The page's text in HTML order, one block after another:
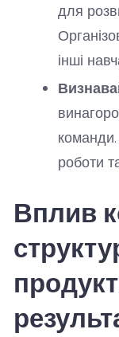
для
інші
роботи
Вплив